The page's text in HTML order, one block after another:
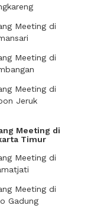
Meeting di
Meeting di
Meeting di
Jeruk
Meeting di
Timur
Meeting di
Meeting di
Gadung